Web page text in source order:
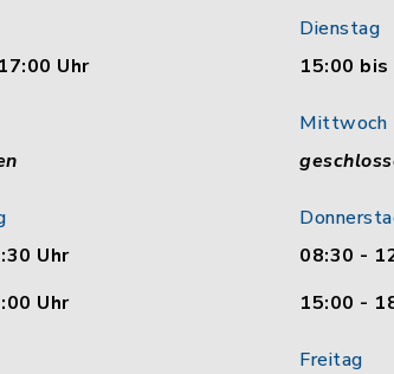
Uhr
Uhr
Uhr
Dienstag
15:00 bis
Mittwoch
08:30 -
15:00 -
Freitag